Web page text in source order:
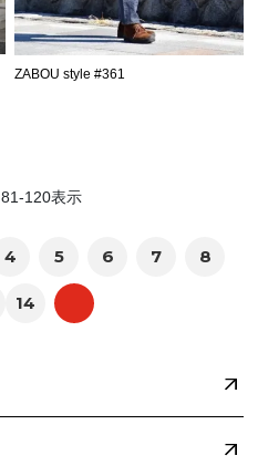
ZABOU style #361
81-120表示
4 5 6 7 8
14